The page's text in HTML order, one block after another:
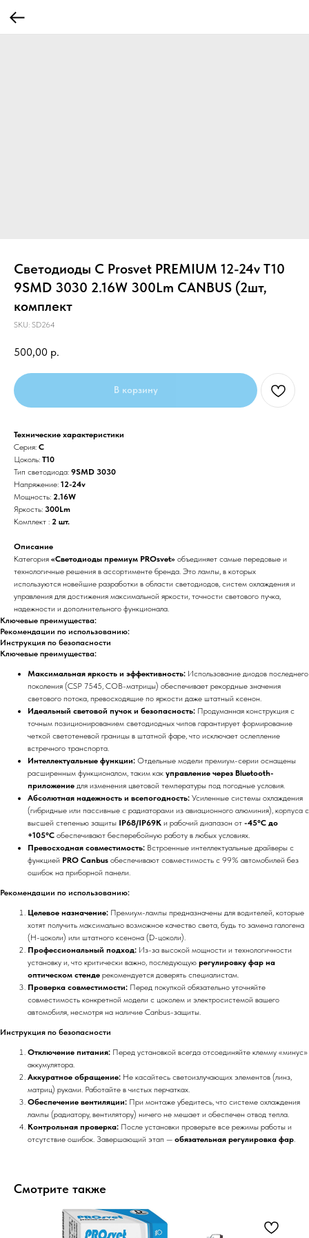
Светодиоды C Prosvet PREMIUM 12-24v T10
9SMD 3030 2.16W 300Lm CANBUS (2шт,
комплект
SKU: SD264
500,00 р.
В корзину
Технические характеристики
Серия: C
Цоколь: T10
Тип светодиода: 9SMD 3030
Напряжение: 12-24v
Мощность: 2.16W
Яркость: 300Lm
Комплект : 2 шт.
Описание
Категория «Светодиоды премиум PROsvet» объединяет самые передовые и
технологичные решения в ассортименте бренда. Это лампы, в которых
используются новейшие разработки в области светодиодов, систем охлаждения и
управления для достижения максимальной яркости, точности светового пучка,
надежности и дополнительного функционала.
Ключевые преимущества:
Рекомендации по использованию:
Инструкция по безопасности
Ключевые преимущества:
Максимальная яркость и эффективность: Использование диодов последнего
поколения (CSP 7545, COB-матрицы) обеспечивает рекордные значения
светового потока, превосходящие по яркости даже штатный ксенон.
Идеальный световой пучок и безопасность: Продуманная конструкция с
точным позиционированием светодиодных чипов гарантирует формирование
четкой светотеневой границы в штатной фаре, что исключает ослепление
встречного транспорта.
Интеллектуальные функции: Отдельные модели премиум-серии оснащены
расширенным функционалом, таким как управление через Bluetooth-
приложение для изменения цветовой температуры под погодные условия.
Абсолютная надежность и всепогодность: Усиленные системы охлаждения
(гибридные или пассивные с радиаторами из авиационного алюминия), корпуса с
высшей степенью защиты IP68/IP69K и рабочий диапазон от -45°C до
+105°C обеспечивают бесперебойную работу в любых условиях.
Превосходная совместимость: Встроенные интеллектуальные драйверы с
функцией PRO Canbus обеспечивают совместимость с 99% автомобилей без
ошибок на приборной панели.
Рекомендации по использованию:
Целевое назначение: Премиум-лампы предназначены для водителей, которые
хотят получить максимально возможное качество света, будь то замена галогена
(H-цоколи) или штатного ксенона (D-цоколи).
Профессиональный подход: Из-за высокой мощности и технологичности
установку и, что критически важно, последующую регулировку фар на
оптическом стенде рекомендуется доверять специалистам.
Проверка совместимости: Перед покупкой обязательно уточняйте
совместимость конкретной модели с цоколем и электросистемой вашего
автомобиля, несмотря на наличие Canbus-защиты.
Инструкция по безопасности
Отключение питания: Перед установкой всегда отсоединяйте клемму «минус»
аккумулятора.
Аккуратное обращение: Не касайтесь светоизлучающих элементов (линз,
матриц) руками. Работайте в чистых перчатках.
Обеспечение вентиляции: При монтаже убедитесь, что системе охлаждения
лампы (радиатору, вентилятору) ничего не мешает и обеспечен отвод тепла.
Контрольная проверка: После установки проверьте все режимы работы и
отсутствие ошибок. Завершающий этап — обязательная регулировка фар.
Смотрите также